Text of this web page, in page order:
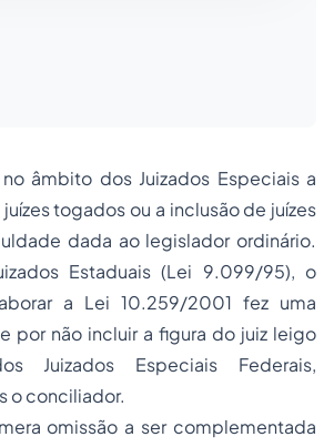
âmbito dos Juizados Especiais a
togados ou a inclusão de juízes
dada ao legislador ordinário.
Estaduais (Lei 9.099/95), o
a Lei 10.259/2001 fez uma
por não incluir a figura do juiz leigo
Juizados Especiais Federais,
o conciliador.
omissão a ser complementada